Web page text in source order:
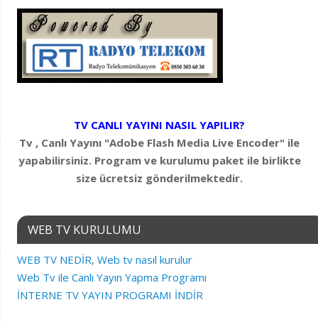
TV CANLI YAYINI NASIL YAPILIR?
Tv , Canlı Yayını "Adobe Flash Media Live Encoder" ile
yapabilirsiniz. Program ve kurulumu paket ile birlikte
size ücretsiz gönderilmektedir.
WEB TV KURULUMU
WEB TV NEDİR, Web tv nasıl kurulur
Web Tv ile Canlı Yayın Yapma Programı
İNTERNE TV YAYIN PROGRAMI İNDİR